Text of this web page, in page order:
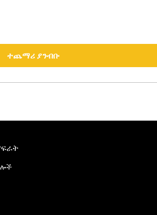
ተጨማሪ ያንብቡ